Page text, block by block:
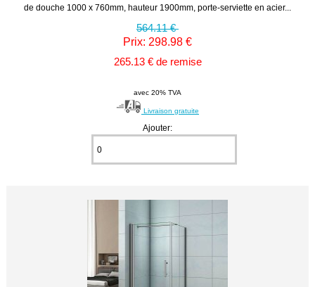
de douche 1000 x 760mm, hauteur 1900mm, porte-serviette en acier...
564.11 €
Prix: 298.98 €
265.13 € de remise
avec 20% TVA
Livraison gratuite
Ajouter: